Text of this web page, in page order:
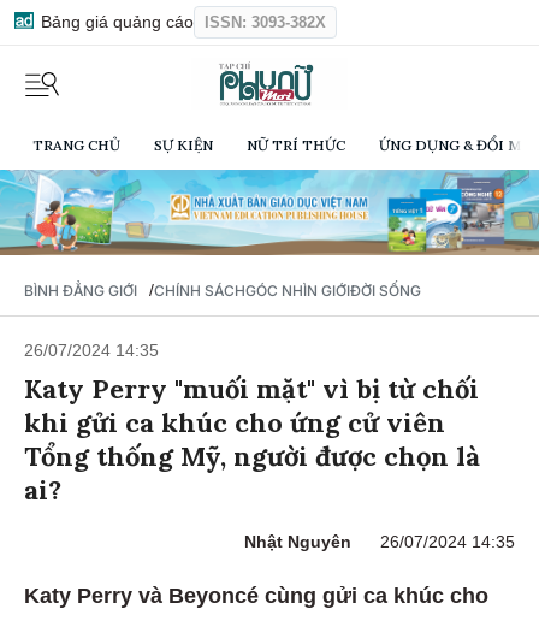
Bảng giá quảng cáo ISSN: 3093-382X
TRANG CHỦ SỰ KIỆN NỮ TRÍ THỨC ỨNG DỤNG & ĐỔI
BÌNH ĐẲNG GIỚI /CHÍNH SÁCHGÓC NHÌN GIỚIĐỜI SỐNG
26/07/2024 14:35
Katy Perry "muối mặt" vì bị từ chối
khi gửi ca khúc cho ứng cử viên
Tổng thống Mỹ, người được chọn là
ai?
Nhật Nguyên 26/07/2024 14:35
Katy Perry và Beyoncé cùng gửi ca khúc cho